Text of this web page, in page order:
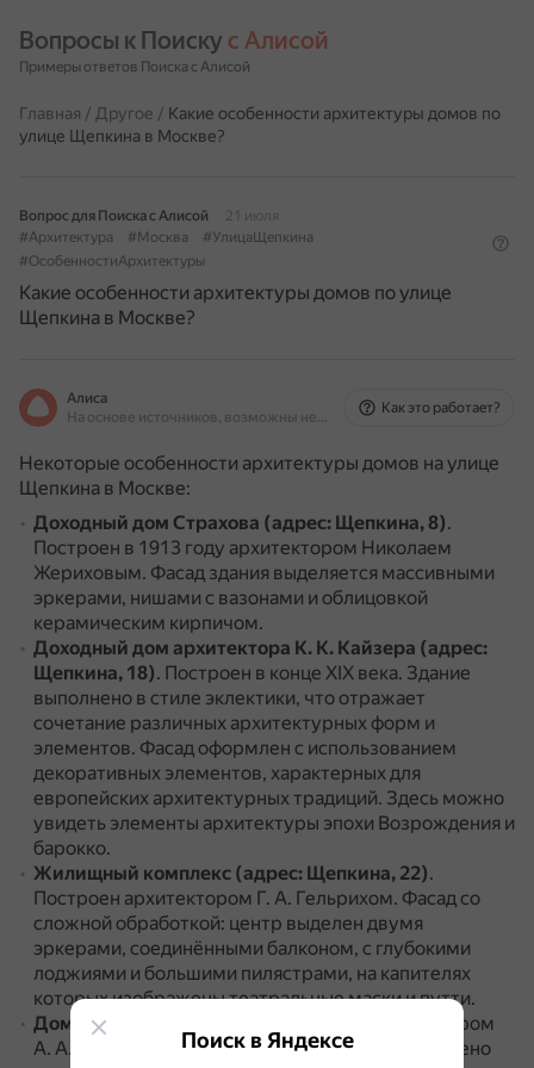
Вопросы к Поиску с Алисой
Примеры ответов Поиска с Алисой
Главная / Другое / Какие особенности архитектуры домов по
улице Щепкина в Москве?
Вопрос для Поиска с Алисой
21 июля
#Архитектура
#Москва
#УлицаЩепкина
#ОсобенностиАрхитектуры
Какие особенности архитектуры домов по улице
Щепкина в Москве?
Алиса
На основе источников, возможны неточности
Как это работает?
Некоторые особенности архитектуры домов на улице
Щепкина в Москве:
Доходный дом Страхова (адрес: Щепкина, 8).
Построен в 1913 году архитектором Николаем
Жериховым. Фасад здания выделяется массивными
эркерами, нишами с вазонами и облицовкой
керамическим кирпичом.
Доходный дом архитектора К. К. Кайзера (адрес:
Щепкина, 18). Построен в конце XIX века. Здание
выполнено в стиле эклектики, что отражает
сочетание различных архитектурных форм и
элементов. Фасад оформлен с использованием
декоративных элементов, характерных для
европейских архитектурных традиций. Здесь можно
увидеть элементы архитектуры эпохи Возрождения и
барокко.
Жилищный комплекс (адрес: Щепкина, 22).
Построен архитектором Г. А. Гельрихом. Фасад со
сложной обработкой: центр выделен двумя
эркерами, соединёнными балконом, с глубокими
лоджиями и большими пилястрами, на капителях
которых изображены театральные маски и путти.
Дом 20 (адрес: Щепкина)
Построен архитектором
А. А. Никифоровым в 1889 году.Здание надстроено
Поиск в Яндексе